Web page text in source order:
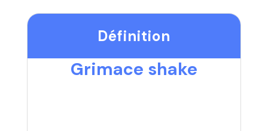
Définition
Grimace shake